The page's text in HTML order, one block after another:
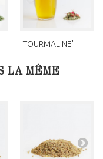
"TOURMALINE"
LA MÊME